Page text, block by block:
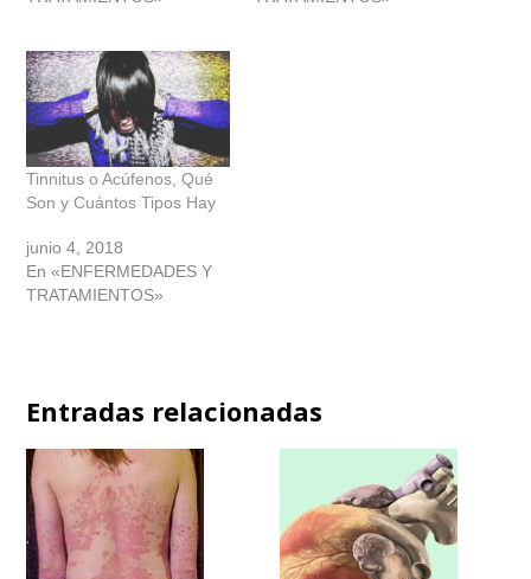
Tinnitus o Acúfenos, Qué
Son y Cuántos Tipos Hay
junio 4, 2018
En «ENFERMEDADES Y
TRATAMIENTOS»
Entradas relacionadas